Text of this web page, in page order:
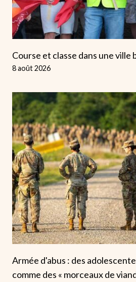
Course et classe dans une ville
8 août 2026
Armée d'abus : des
comme des « morceaux de